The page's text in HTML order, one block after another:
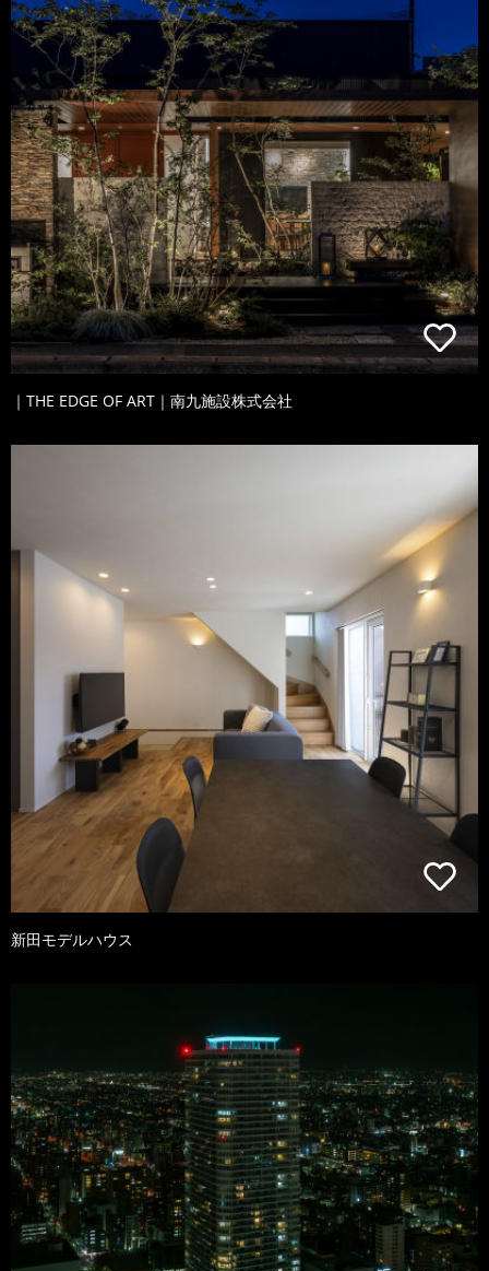
｜THE EDGE OF ART｜南九施設株式会社
新田モデルハウス